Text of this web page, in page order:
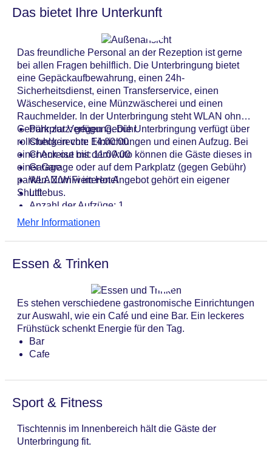
Das bietet Ihre Unterkunft
Das freundliche Personal an der Rezeption ist gerne
bei allen Fragen behilflich. Die Unterbringung bietet
eine Gepäckaufbewahrung, einen 24h-
Sicherheitsdienst, einen Transferservice, einen
Wäscheservice, eine Münzwäscherei und einen
Rauchmelder. In der Unterbringung steht WLAN ohne
Gebühr zur Verfügung. Die Unterbringung verfügt über
rollstuhlgerechte Einrichtungen und einen Aufzug. Bei
einer Anreise mit dem Auto können die Gäste dieses in
einer Garage oder auf dem Parkplatz (gegen Gebühr)
parken. Zum weiteren Angebot gehört ein eigener
Shuttlebus.
Parkplatz: gegen Gebühr
Check-in von: 14:00:00
Check-out bis: 11:00:00
Garage
WLAN/WiFi im Hotel
Lift
Anzahl der Aufzüge: 1
Haustiere
Gesamtanzahl der Zimmer: 47
Zahlungsarten: American Express, Mastercard, Visa
Landeskategorie: 4 Sterne
Mehr Informationen
Essen & Trinken
Es stehen verschiedene gastronomische Einrichtungen
zur Auswahl, wie ein Café und eine Bar. Ein leckeres
Frühstück schenkt Energie für den Tag.
Bar
Cafe
Sport & Fitness
Tischtennis im Innenbereich hält die Gäste der
Unterbringung fit.